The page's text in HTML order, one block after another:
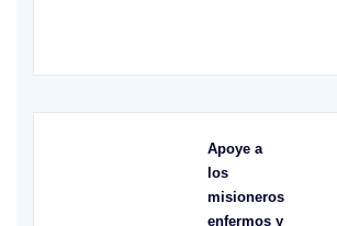
Apoye a
los
misioneros
enfermos y